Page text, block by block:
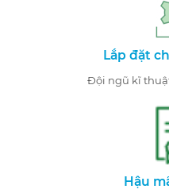
Lắp đặt
Đội ngũ kĩ
Hậu